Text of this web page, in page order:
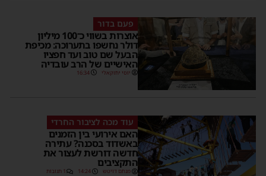
פעם בדור
אוצרות בשווי כ־100 מיליון
דולר נחשפו בתערוכה: מכיפת
הבעל שם טוב ועד חפציו
האישיים של הרב עובדיה
יוסי יחזקאלי 16:34
עוד מכה לציבור החרדי
האם אירועי בין הזמנים
באשדוד בסכנה? עתירה
חדשה דורשת לעצור את
התקציבים
מנחם דויטש 14:24 1 תגובות